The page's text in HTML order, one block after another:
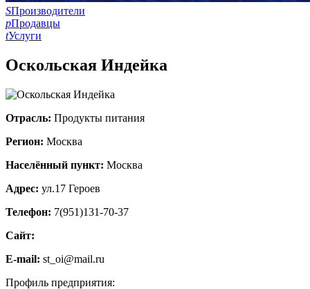
SПроизводители
pПродавцы
tУслуги
Оскольская Индейка
Отрасль: Продукты питания
Регион: Москва
Населённый пункт: Москва
Адрес: ул.17 Героев
Телефон: 7(951)131-70-37
Сайт:
E-mail: st_oi@mail.ru
Профиль предприятия: